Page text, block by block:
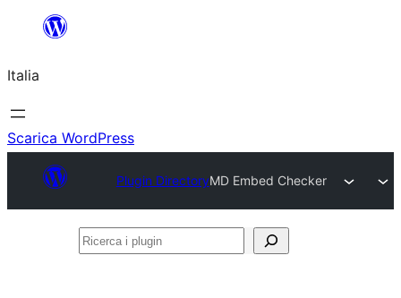
contenuto
Italia
Scarica WordPress
Plugin DirectoryMD Embed Checker
Ricerca